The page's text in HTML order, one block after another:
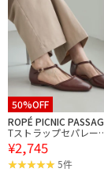
50%OFF
ROPÉ PICNIC
Tストラップセパレー
パンプス
¥2,745
5件